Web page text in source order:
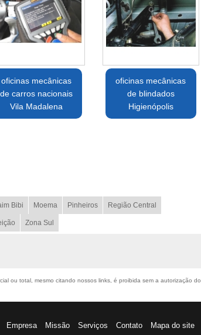
oficinas mecânicas
de carros nacionais
Vila Madalena
oficinas mecânicas
de blindados
Higienópolis
Bibi Moema Pinheiros Região Central
Zona Sul
ou total, mesmo citando nossos links, é proibida sem a autorização do
Empresa Missão Serviços Contato Mapa do site